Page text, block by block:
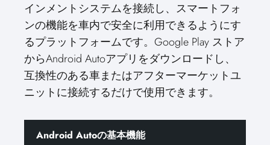
インメントシステムを接続し、スマートフォ
ンの機能を車内で安全に利用できるようにす
るプラットフォームです。Google Play ストア
からAndroid Autoアプリをダウンロードし、
互換性のある車またはアフターマーケットユ
ニットに接続するだけで使用できます。
Android Autoの基本機能